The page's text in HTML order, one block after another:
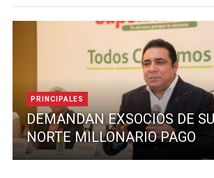
PRINCIPALES
DEMANDAN EXSOCIOS DE
NORTE MILLONARIO PAGO